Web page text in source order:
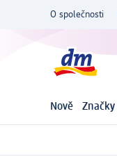
O společnosti
Nově Značky